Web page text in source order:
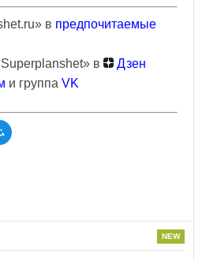
в предпочитаемые
в
Дзен
и группа VK